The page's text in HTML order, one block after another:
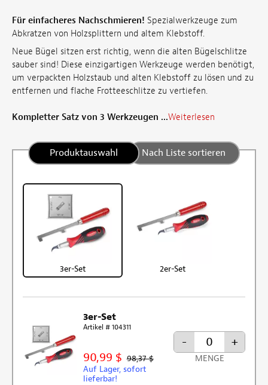
Für einfacheres Nachschmieren! Spezialwerkzeuge zum
Abkratzen von Holzsplittern und altem Klebstoff.
Neue Bügel sitzen erst richtig, wenn die alten Bügelschlitze
sauber sind! Diese einzigartigen Werkzeuge werden benötigt,
um verpackten Holzstaub und alten Klebstoff zu lösen und zu
entfernen und flache Frotteeschlitze zu vertiefen.
Kompletter Satz von 3 Werkzeugen ...Weiterlesen
Produktauswahl Nach Liste sortieren
3er-Set 2er-Set
3er-Set
Artikel # 104311
90,99 $ 98,37 $
Auf Lager, sofort
lieferbar!
- +
MENGE